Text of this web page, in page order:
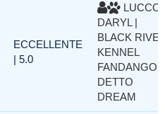
ECCELLENTE
| 5.0
DARYL |
BLACK
KENNEL
FANDANGO
DETTO
DREAM